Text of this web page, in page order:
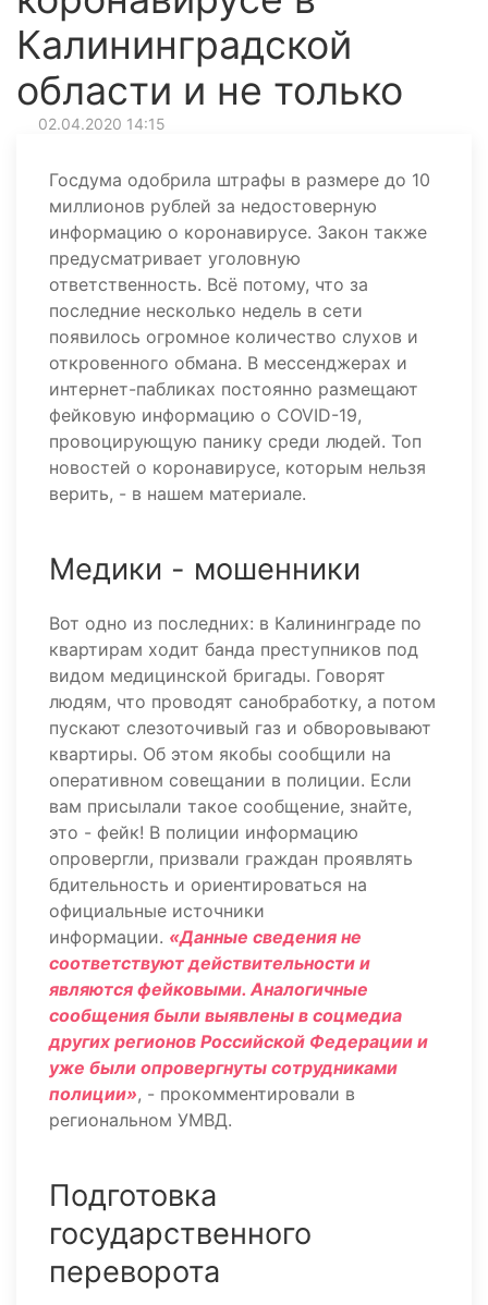
Калининградской
области и не только
02.04.2020 14:15
Госдума одобрила штрафы в размере до 10
миллионов рублей за недостоверную
информацию о коронавирусе. Закон также
предусматривает уголовную
ответственность. Всё потому, что за
последние несколько недель в сети
появилось огромное количество слухов и
откровенного обмана. В мессенджерах и
интернет-пабликах постоянно размещают
фейковую информацию о COVID-19,
провоцирующую панику среди людей. Топ
новостей о коронавирусе, которым нельзя
верить, - в нашем материале.
Медики - мошенники
Вот одно из последних: в Калининграде по
квартирам ходит банда преступников под
видом медицинской бригады. Говорят
людям, что проводят санобработку, а потом
пускают слезоточивый газ и обворовывают
квартиры. Об этом якобы сообщили на
оперативном совещании в полиции. Если
вам присылали такое сообщение, знайте,
это - фейк! В полиции информацию
опровергли, призвали граждан проявлять
бдительность и ориентироваться на
официальные источники
информации. «Данные сведения не
соответствуют действительности и
являются фейковыми. Аналогичные
сообщения были выявлены в соцмедиа
других регионов Российской Федерации и
уже были опровергнуты сотрудниками
полиции», - прокомментировали в
региональном УМВД.
Подготовка
государственного
переворота